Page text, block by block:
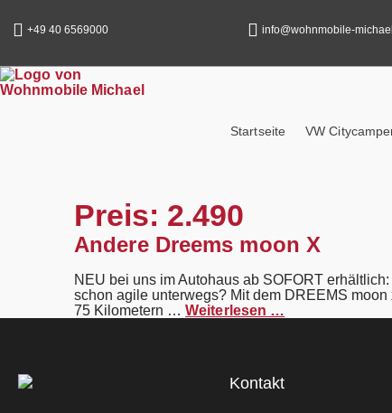
+49 40 6569000 info@wohnmobile-
Startseite VW
Preis: 2.490
Andere Dreems moon X
NEU bei uns im Autohaus ab SOFORT
schon agile unterwegs? Mit dem DREEMS
75 Kilometern … Weiterlesen …
Kontakt